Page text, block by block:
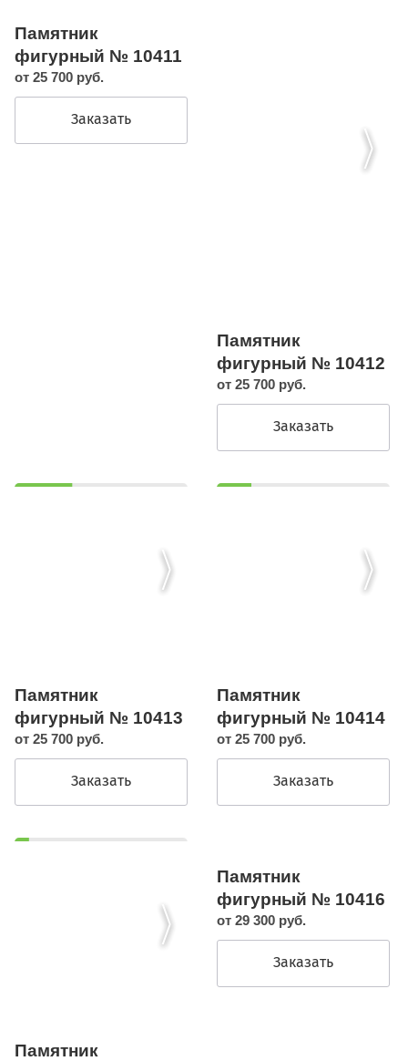
Памятник
фигурный № 10411
от 25 700 руб.
Заказать
Памятник
фигурный № 10412
от 25 700 руб.
Заказать
Памятник
фигурный № 10413
от 25 700 руб.
Заказать
Памятник
фигурный № 10414
от 25 700 руб.
Заказать
Памятник
Памятник
фигурный № 10416
от 29 300 руб.
Заказать